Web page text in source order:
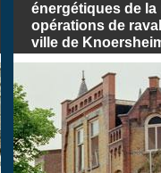
énergétiques de
opérations de
ville de